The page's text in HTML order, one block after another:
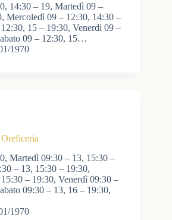
14:30 – 19, Martedì 09 –
Mercoledì 09 – 12:30, 14:30 –
15 – 19:30, Venerdì 09 –
09 – 12:30, 15…
1970
Martedì 09:30 – 13, 15:30 –
– 13, 15:30 – 19:30,
– 19:30, Venerdì 09:30 –
09:30 – 13, 16 – 19:30,
1970